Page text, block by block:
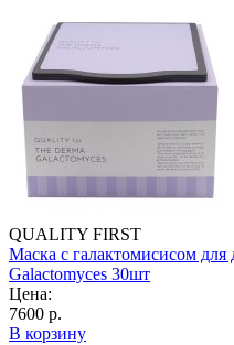
QUALITY FIRST
Маска с галактомисисом
Galactomyces 30шт
Цена:
7600 р.
В корзину